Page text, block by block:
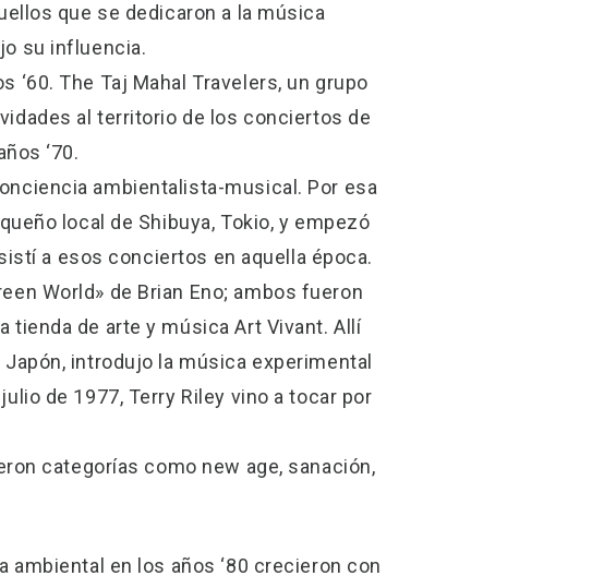
que se dedicaron a la música
su influencia.
‘60. The Taj Mahal Travelers, un grupo
al territorio de los conciertos de
‘70.
ambientalista-musical. Por esa
local de Shibuya, Tokio, y empezó
a esos conciertos en aquella época.
World» de Brian Eno; ambos fueron
tienda de arte y música Art Vivant. Allí
introdujo la música experimental
de 1977, Terry Riley vino a tocar por
categorías como new age, sanación,
ambiental en los años ‘80 crecieron con